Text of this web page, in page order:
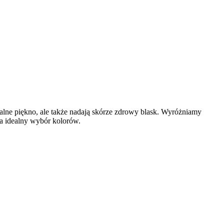
piękno, ale także nadają skórze zdrowy blask. Wyróżniamy
idealny wybór kolorów.